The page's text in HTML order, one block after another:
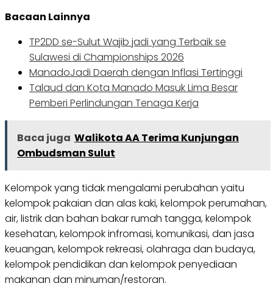
Bacaan Lainnya
TP2DD se-Sulut Wajib jadi yang Terbaik se
Sulawesi di Championships 2026
ManadoJadi Daerah dengan Inflasi Tertinggi
Talaud dan Kota Manado Masuk Lima Besar
Pemberi Perlindungan Tenaga Kerja
Baca juga Walikota AA Terima Kunjungan
Ombudsman Sulut
Kelompok yang tidak mengalami perubahan yaitu
kelompok pakaian dan alas kaki, kelompok perumahan,
air, listrik dan bahan bakar rumah tangga, kelompok
kesehatan, kelompok infromasi, komunikasi, dan jasa
keuangan, kelompok rekreasi, olahraga dan budaya,
kelompok pendidikan dan kelompok penyediaan
makanan dan minuman/restoran.